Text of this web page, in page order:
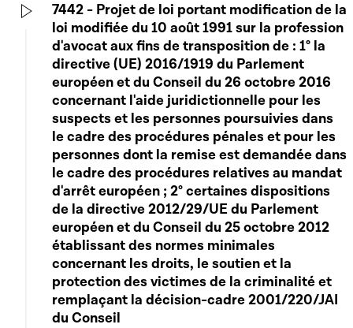
7442 - Projet de loi portant modification de la
loi modifiée du 10 août 1991 sur la profession
d'avocat aux fins de transposition de : 1° la
directive (UE) 2016/1919 du Parlement
européen et du Conseil du 26 octobre 2016
concernant l'aide juridictionnelle pour les
suspects et les personnes poursuivies dans
le cadre des procédures pénales et pour les
personnes dont la remise est demandée dans
le cadre des procédures relatives au mandat
d'arrêt européen ; 2° certaines dispositions
de la directive 2012/29/UE du Parlement
européen et du Conseil du 25 octobre 2012
établissant des normes minimales
concernant les droits, le soutien et la
protection des victimes de la criminalité et
remplaçant la décision-cadre 2001/220/JAI
du Conseil